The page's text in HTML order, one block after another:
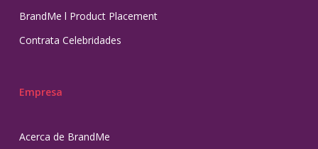
BrandMe l Product Placement
Contrata Celebridades
Empresa
Acerca de BrandMe